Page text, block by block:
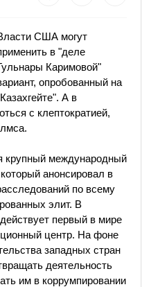
США могут
в "деле
Каримовой"
опробованный на
А в
с клептократией,
крупный международный
анонсировал в
по всему
элит. В
первый в мире
центр. На фоне
западных стран
деятельность
им в коррумпировании